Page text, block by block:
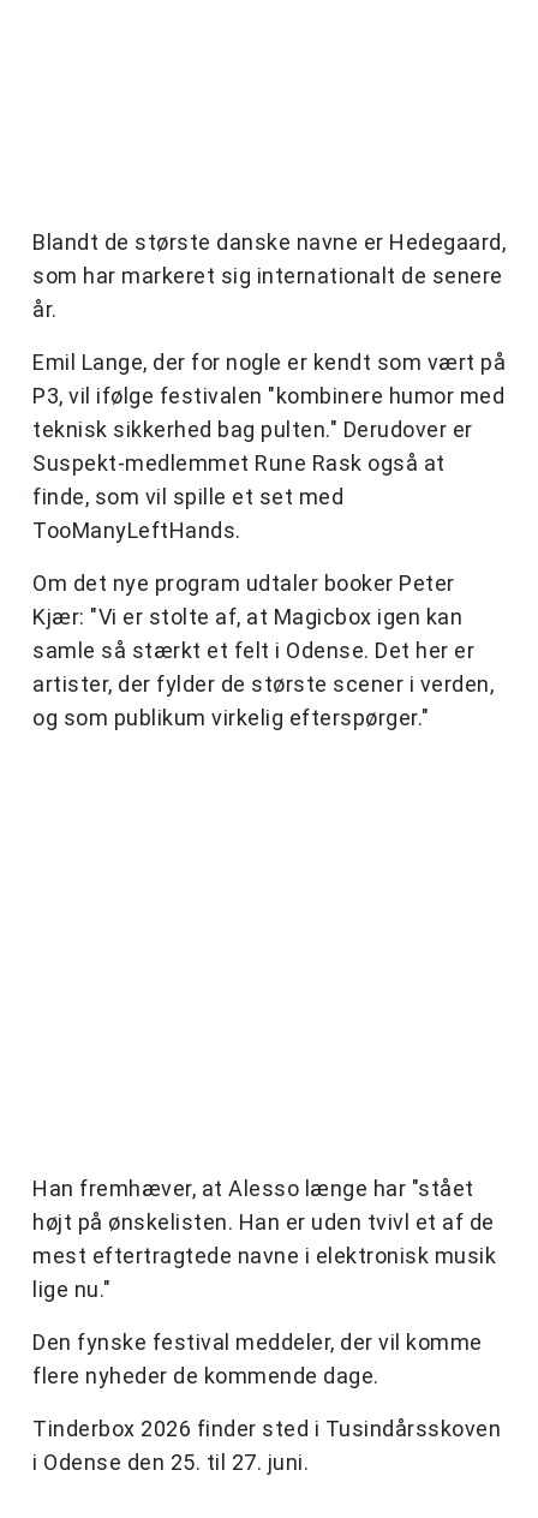
Blandt de største danske navne er Hedegaard,
som har markeret sig internationalt de senere
år.
Emil Lange, der for nogle er kendt som vært på
P3, vil ifølge festivalen "kombinere humor med
teknisk sikkerhed bag pulten." Derudover er
Suspekt-medlemmet Rune Rask også at
finde, som vil spille et set med
TooManyLeftHands.
Om det nye program udtaler booker Peter
Kjær: "Vi er stolte af, at Magicbox igen kan
samle så stærkt et felt i Odense. Det her er
artister, der fylder de største scener i verden,
og som publikum virkelig efterspørger."
Han fremhæver, at Alesso længe har "stået
højt på ønskelisten. Han er uden tvivl et af de
mest eftertragtede navne i elektronisk musik
lige nu."
Den fynske festival meddeler, der vil komme
flere nyheder de kommende dage.
Tinderbox 2026 finder sted i Tusindårsskoven
i Odense den 25. til 27. juni.